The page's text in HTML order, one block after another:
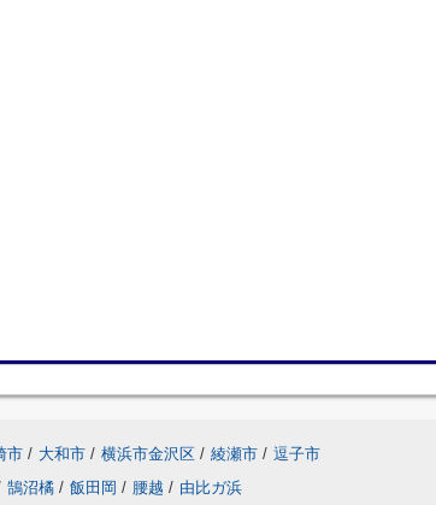
市 / 大和市 / 横浜市金沢区 / 綾瀬市 / 逗子市
鵠沼橘 / 飯田岡 / 腰越 / 由比ガ浜